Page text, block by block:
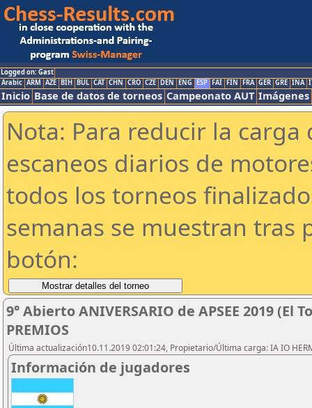
Logged on: Gast
Arabic ARM AZE BIH BUL CAT CHN CRO CZE DEN ENG ESP FAI FIN FRA GER GRE INA
Inicio Base de datos de torneos Campeonato AUT Imágenes
Nota: Para reducir la
escaneos diarios de
todos los torneos
semanas se muestran tras
botón:
9° Abierto ANIVERSARIO de APSEE 2019 (El
PREMIOS
Última actualización10.11.2019 02:01:24, Propietario/Última carga: IA IO
Información de jugadores